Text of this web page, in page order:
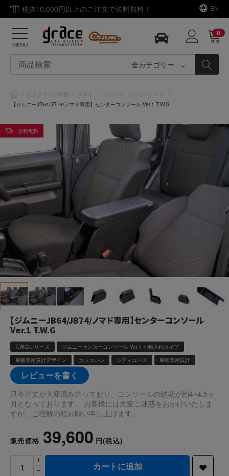
税抜10,000円以上のご注文で送料無料！ EN
全カテゴリー
0
MENU
ピックアップ車種 スズキ ジムニー・ジムニーシエラ
【ジムニーJB64/JB74/ノマド専用】センターコンソール Ver.1 T.W.G
送料無料
【ジムニーJB64/JB74/ノマド専用】センターコンソール
Ver.1 T.W.G
T.W.Gシリーズ
ジムニーセンターコンソール Ver.1 小物入れタイプ
車種専用設計デザイン
カッコいい シティユース 車種専用設計
レビューを書く
只今注文が大変混み合っており、コンソールの納期が約4~4.5ヶ
月となっております。 お客様には大変ご迷惑をおかけいたしま
すが、ご理解の程お願い申し上げます。
販売価格 39,600 円(税込)
+
−
カートに追加